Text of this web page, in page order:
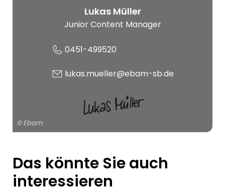
Lukas Müller
Junior Content Manager
0451-499520
lukas.mueller@ebam-sb.de
© Ebam
Das könnte Sie auch
interessieren